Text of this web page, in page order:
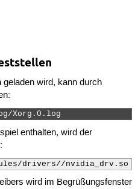
wird, kann durch
Xorg.0.log
enthalten, wird der
drivers//nvidia_drv.so
wird im Begrüßungsfenster